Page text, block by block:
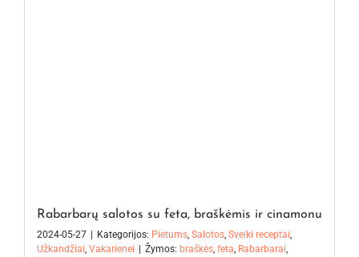
Rabarbarų salotos su feta, braškėmis ir cinamonu
2024-05-27 | Kategorijos: Pietums, Salotos, Sveiki receptai,
Užkandžiai, Vakarienei | Žymos: braškės, feta, Rabarbarai,